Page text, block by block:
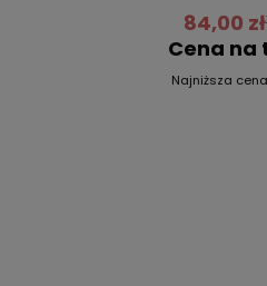
84,00 zł
Cena na
Najniższa